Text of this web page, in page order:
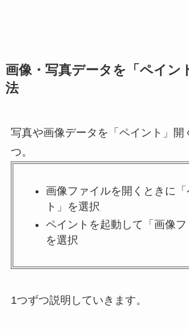
画像・写真データを「ペイン
法
写真や画像データを「ペイント」開
つ。
画像ファイルを開くときに「
ト」を選択
ペイントを起動して「画像フ
を選択
1つずつ説明していきます。